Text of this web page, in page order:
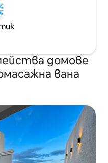
домове
вана